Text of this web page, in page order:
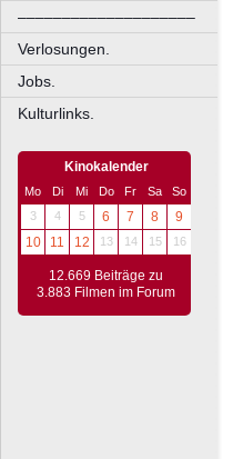
––––––––––––––––––––
Verlosungen.
Jobs.
Kulturlinks.
Kinokalender
Mo Di Mi Do Fr Sa
So
3
4 5 6 7 8
9
10
11 12 13 14 15 16
12.669 Beiträge zu
3.883 Filmen im Forum